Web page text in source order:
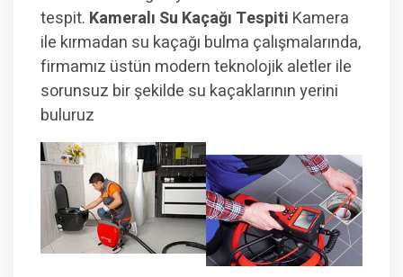
tespit. Kameralı Su Kaçağı Tespiti Kamera
ile kırmadan su kaçağı bulma çalışmalarında,
firmamız üstün modern teknolojik aletler ile
sorunsuz bir şekilde su kaçaklarının yerini
buluruz